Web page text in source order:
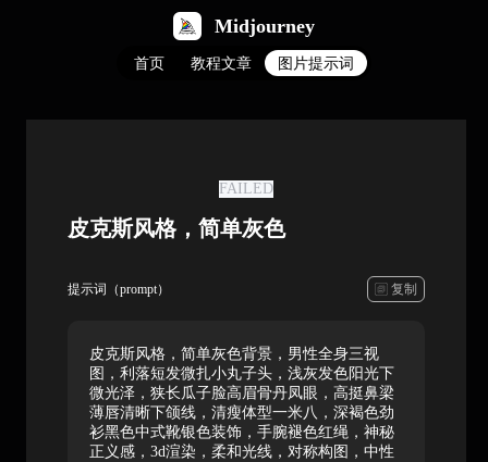
Midjourney
首页 教程文章 图片提示词
FAILED
皮克斯风格，简单灰色
提示词（prompt） 复制
皮克斯风格，简单灰色背景，男性全身三视
图，利落短发微扎小丸子头，浅灰发色阳光下
微光泽，狭长瓜子脸高眉骨丹凤眼，高挺鼻梁
薄唇清晰下颌线，清瘦体型一米八，深褐色劲
衫黑色中式靴银色装饰，手腕褪色红绳，神秘
正义感，3d渲染，柔和光线，对称构图，中性